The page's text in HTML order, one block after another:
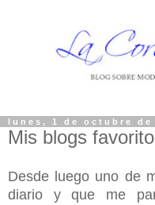
lunes, 1 de octubre de
Mis blogs
Desde luego uno de
diario y que me